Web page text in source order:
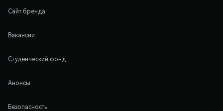
Сайт бренда
Вакансии
Студенческий фонд
Анонсы
Безопасность